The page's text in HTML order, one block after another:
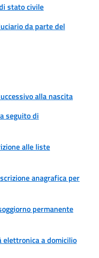
stato civile
da parte del
alla nascita
seguito di
alle liste
anagrafica per
permanente
a domicilio